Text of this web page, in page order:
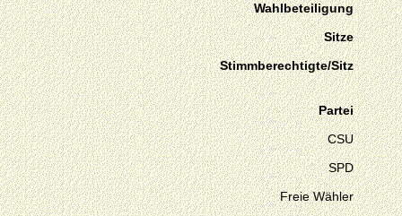
Wahlbeteiligung
Sitze
Stimmberechtigte/Sitz
Partei
CSU
SPD
Freie Wähler